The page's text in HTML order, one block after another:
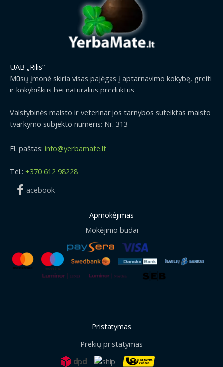
UAB „Rilis“
Mūsų įmonė skiria visas pajėgas į aptarnavimo kokybę, greiti
ir kokybiškus bei natūralius produktus.
Valstybinės maisto ir veterinarijos tarnybos suteiktas maisto
tvarkymo subjekto numeris: Nr. 313
El. paštas: info@yerbamate.lt
Tel.: +370 612 98228
acebook
Apmokėjimas
Mokėjimo būdai
Pristatymas
Prekių pristatymas